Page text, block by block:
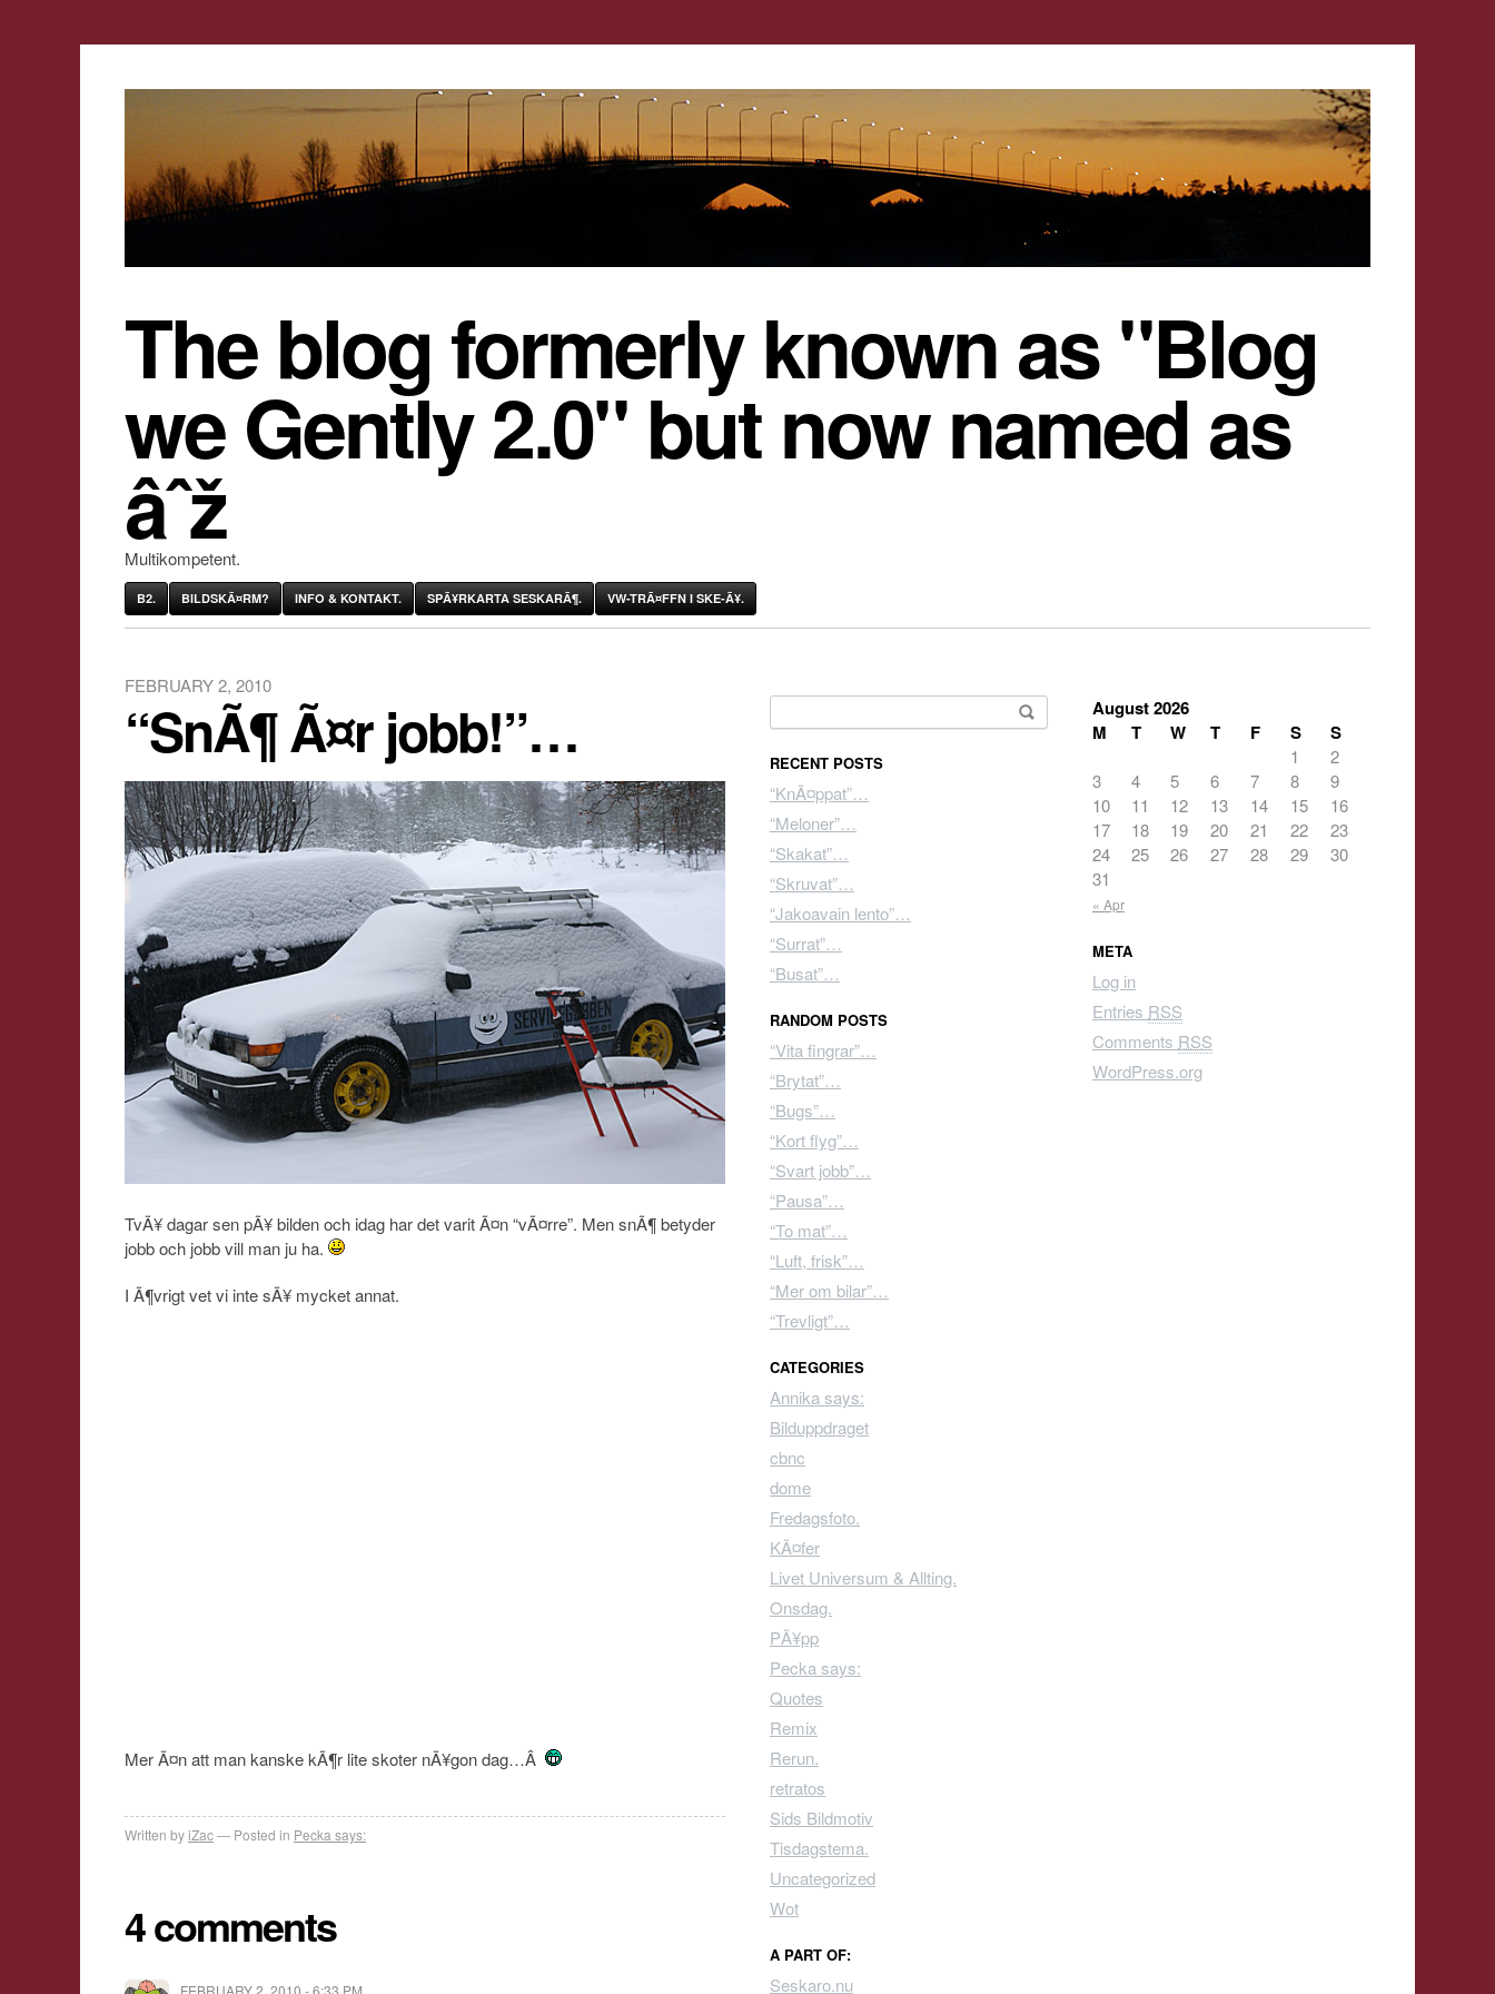
The blog formerly known as "Blog
we Gently 2.0" but now named as
âˆž
Multikompetent.
B2. BILDSKÃ¤RM? INFO & KONTAKT. SPÃ¥RKARTA SESKARÃ¶. VW-TRÃ¤FFN I SKE-Ã¥.
FEBRUARY 2, 2010
“SnÃ¶ Ã¤r jobb!”…
TvÃ¥ dagar sen pÃ¥ bilden och idag har det varit Ã¤n “vÃ¤rre”. Men snÃ¶ betyder
jobb och jobb vill man ju ha.
I Ã¶vrigt vet vi inte sÃ¥ mycket annat.
Mer Ã¤n att man kanske kÃ¶r lite skoter nÃ¥gon dag…Â
Written byiZac Posted in Pecka says:
4 comments
FEBRUARY 2, 2010 - 6:33 PM
RECENT POSTS
“KnÃ¤ppat”…
“Meloner”…
“Skakat”…
“Skruvat”…
“Jakoavain lento”…
“Surrat”…
“Busat”…
RANDOM POSTS
“Vita fingrar”…
“Brytat”…
“Bugs”…
“Kort flyg”…
“Svart jobb”…
“Pausa”…
“To mat”…
“Luft, frisk”…
“Mer om bilar”…
“Trevligt”…
CATEGORIES
Annika says:
Bilduppdraget
cbnc
dome
Fredagsfoto.
KÃ¤fer
Livet Universum & Allting.
Onsdag.
PÃ¥pp
Pecka says:
Quotes
Remix
Rerun.
retratos
Sids Bildmotiv
Tisdagstema.
Uncategorized
Wot
A PART OF:
Seskaro.nu
August 2026
M
T W T F S S
« Apr
1
2
3
4 5 6 7 8
9
10
11 12 13 14 15
16
17
18 19 20 21 22
23
24
25 26 27 28 29
30
31
META
Log in
Entries RSS
Comments RSS
WordPress.org